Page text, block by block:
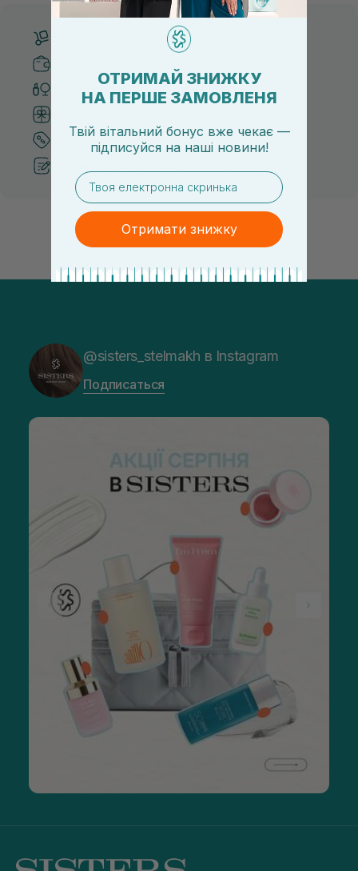
Бесплатная доставка от 3000 UAH
Только оригинальная косметика
Лучшие цены и топ товары
@sisters_stelmakh в Instagram
Подписаться
ОТРИМАЙ ЗНИЖКУ
НА ПЕРШЕ ЗАМОВЛЕНЯ
Твій вітальний бонус вже чекає —
підписуйся на наші новини!
email
Отримати знижку